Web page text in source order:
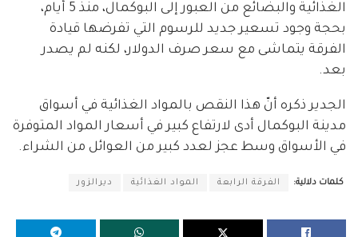
الغذائية والبضائع من العبور إلى البوكمال، منذ 5 أيام،
بحجة وجود تسعير جديد للرسوم التي تفرضها قيادة
الفرقة يتماشى مع سعر صرف الدولار، لكنه لم يصدر
بعد.
الجدير ذكره أنّ هذا النقص بالمواد الغذائية في أسواق
مدينة البوكمال أدى لارتفاع كبير في أسعار المواد المتوفرة
في الأسواق وسط عجز لعدد كبير من العوائل من الشراء.
كلمات دلالية: الفرقة الرابعة المواد الغذائية ديرالزور